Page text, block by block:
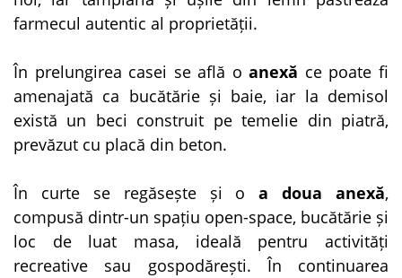
farmecul autentic al proprietății.
În prelungirea casei se află oanexă ce poate fi
amenajată ca bucătărie și baie, iar la demisol
există un beci construit pe temelie din piatră,
prevăzut cu placă din beton.
În curte se regăsește și oa doua anexă,
compusă dintr-un spațiu open-space, bucătărie și
loc de luat masa, ideală pentru activități
recreative sau gospodărești. În continuarea